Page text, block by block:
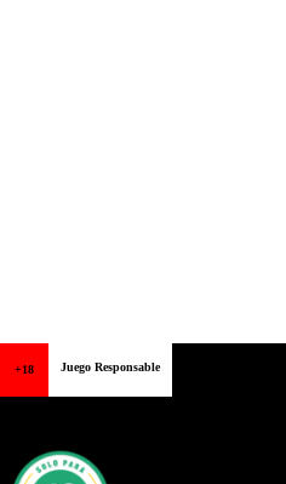
+18 Juego Responsable